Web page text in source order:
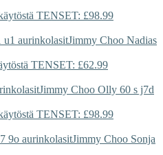
TENSET: £98.99
Jimmy Choo Nadias
TENSET: £62.99
Jimmy Choo Olly 60 s j7d
TENSET: £98.99
Jimmy Choo Sonja